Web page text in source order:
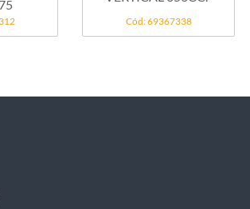
Cód: 69367338